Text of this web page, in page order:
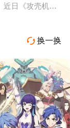
近日《攻壳机动队
 换一换